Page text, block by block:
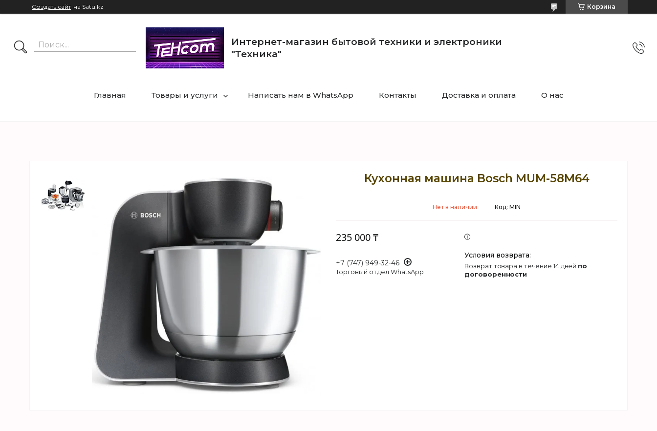
Создать сайт на Satu.kz Корзина
Интернет-магазин бытовой техники и электроники
"Техника"
Главная Товары и услуги Написать нам в WhatsApp Контакты Доставка и оплата О нас
Кухонная машина Bosch MUM-58M64
Нет в наличии Код: MIN
235 000 ₸
+7 (747) 949-32-46
Торговый отдел WhatsApp
возврат товара в течение 14 дней по
договоренности